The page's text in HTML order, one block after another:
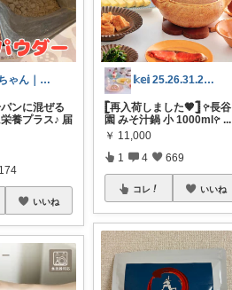
ちー母ちゃん｜食べて泳いで記録中
ンに混ぜる
養プラス♪ 届
174
いいね
𝕜𝕖𝕚 25.26.31.2日💓
𓊈再入荷しました🤎𓊉 𖧤長谷
園 みそ汁鍋 小 1000ml𖧤 ...
￥ 11,000
1 4 669
コレ いいね